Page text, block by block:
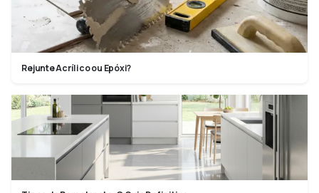
Rejunte Acrílico ou Epóxi?